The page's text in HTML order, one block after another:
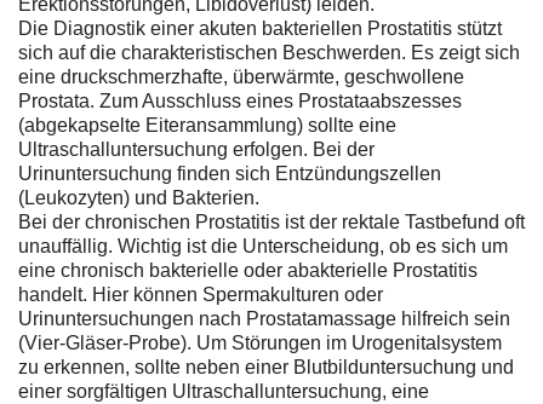
Erektionsstörungen, Libidoverlust) leiden.
Die Diagnostik einer akuten bakteriellen Prostatitis stützt
sich auf die charakteristischen Beschwerden. Es zeigt sich
eine druckschmerzhafte, überwärmte, geschwollene
Prostata. Zum Ausschluss eines Prostataabszesses
(abgekapselte Eiteransammlung) sollte eine
Ultraschalluntersuchung erfolgen. Bei der
Urinuntersuchung finden sich Entzündungszellen
(Leukozyten) und Bakterien.
Bei der chronischen Prostatitis ist der rektale Tastbefund oft
unauffällig. Wichtig ist die Unterscheidung, ob es sich um
eine chronisch bakterielle oder abakterielle Prostatitis
handelt. Hier können Spermakulturen oder
Urinuntersuchungen nach Prostatamassage hilfreich sein
(Vier-Gläser-Probe). Um Störungen im Urogenitalsystem
zu erkennen, sollte neben einer Blutbilduntersuchung und
einer sorgfältigen Ultraschalluntersuchung, eine